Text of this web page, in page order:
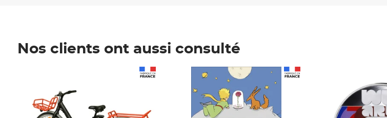
Nos clients ont aussi consulté
Prix 6,25€ HT